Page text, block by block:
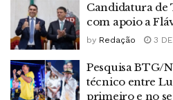
Candidatura de
com apoio a
by Redação 3 DE
Pesquisa BTG/
técnico entre
primeiro e no